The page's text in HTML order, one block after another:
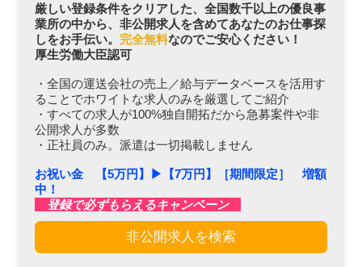
厳しい登録条件をクリアした、全国数千以上の優良事
業所の中から、非公開求人を含めてあなたのお仕事探
しをお手伝い。 完全無料なのでご安心ください！
厚生労働大臣認可
・全国の運送会社の売上／給与データベースを活用す
ることでホワイトな求人のみを厳選してご紹介
・すべての求人が100%独自開拓だから急募案件や非
公開求人が多数
・正社員のみ。派遣は一切掲載しません
お祝い金 【5万円】▶︎【7万円】［期間限定］ 増額
中！
登録で必ずもらえるキャンペーン
非公開求人を検索